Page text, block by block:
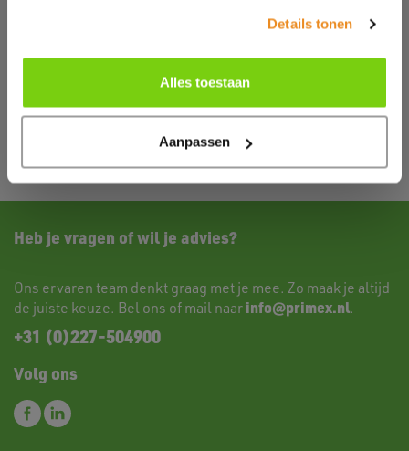
Details tonen
Alles toestaan
Aanpassen
Bezig met ophalen actuele voorraden...
Heb je vragen of wil je advies?
Ons ervaren team denkt graag met je mee. Zo maak je altijd
de juiste keuze. Bel ons of mail naar info@primex.nl.
+31 (0)227-504900
Volg ons